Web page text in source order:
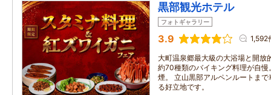
黒部観光ホテル
フォトギャラリー
3.9 1,592
大町温泉郷最大級の大浴場と開放
約70種類のバイキング料理が自
煙。 立山黒部アルペンルートま
る好立地です。